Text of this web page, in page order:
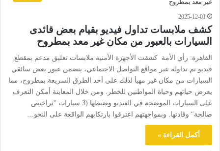
2025-12-01
كشف ملابسات تداول فيديو بقيام بعض قائدى
السيارات بالعبور من مكان غير معد بمطروح
القاهرة: رأي الأمة كشفت الأجهزة الأمنية ملابسات تعليق مدعم بمقطع
فيديو تم تداوله عبر مواقع التواصل الاجتماعي، يتضمن عبور بعض سائقي
السيارات من مكان غير مهيأ لذلك على أحد الطرق السريعة بمطروح، مما
يعرض حياتهم وحياة المواطنين للخطر. ومن خلال المعاينة أمكن التعرف
على السيارات الموضحة في الفيديو وضبطها (3 سيارات "تراخيص
صالحة" وقادتها. وبمواجهتهم اعترفوا بارتكابهم الواقعة على النحو…
أكمل القراءة »